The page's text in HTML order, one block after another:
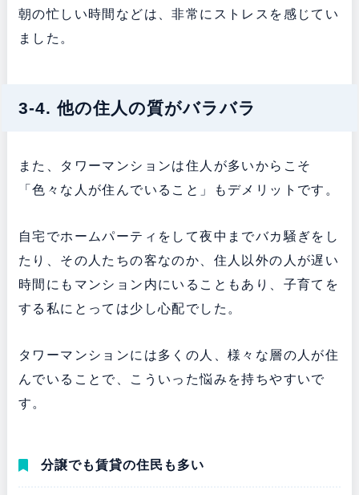
朝の忙しい時間などは、非常にストレスを感じてい
ました。
3-4. 他の住人の質がバラバラ
また、タワーマンションは住人が多いからこそ
「色々な人が住んでいること」もデメリットです。
自宅でホームパーティをして夜中までバカ騒ぎをし
たり、その人たちの客なのか、住人以外の人が遅い
時間にもマンション内にいることもあり、子育てを
する私にとっては少し心配でした。
タワーマンションには多くの人、様々な層の人が住
んでいることで、こういった悩みを持ちやすいで
す。
分譲でも賃貸の住民も多い